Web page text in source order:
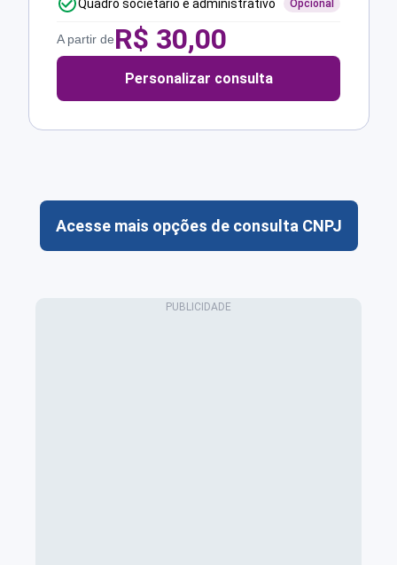
Quadro societário e administrativo Opcional
A partir deR$ 30,00
Personalizar consulta
Acesse mais opções de consulta CNPJ